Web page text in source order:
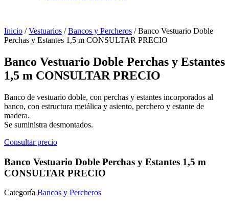
Inicio /Vestuarios /Bancos y Percheros / Banco Vestuario Doble
Perchas y Estantes 1,5 m CONSULTAR PRECIO
Banco Vestuario Doble Perchas y Estantes
1,5 m CONSULTAR PRECIO
Banco de vestuario doble, con perchas y estantes incorporados al
banco, con estructura metálica y asiento, perchero y estante de
madera.
Se suministra desmontados.
Consultar precio
Banco Vestuario Doble Perchas y Estantes 1,5 m
CONSULTAR PRECIO
Categoría Bancos y Percheros